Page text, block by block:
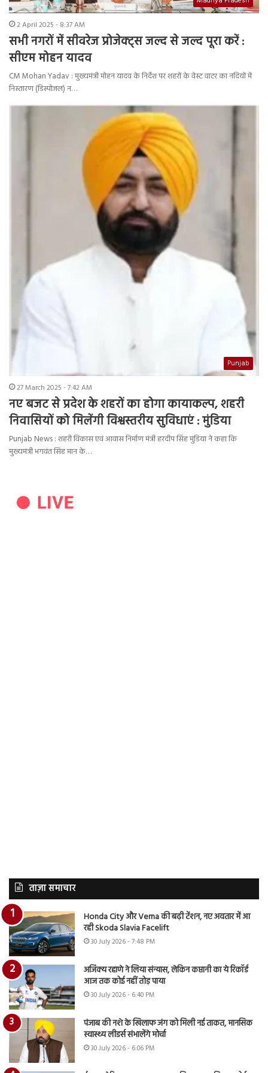
2 April 2025 - 8:37 AM
सभी नगरों में सीवरेज प्रोजेक्ट्स जल्द से जल्द पूरा करें :
सीएम मोहन यादव
CM Mohan Yadav : मुख्यमंत्री मोहन यादव के निर्देश पर शहरों के वेस्ट वाटर का नदियों में
निस्तारण (डिस्पोजल) न…
Punjab
27 March 2025 - 7:42 AM
नए बजट से प्रदेश के शहरों का होगा कायाकल्प, शहरी
निवासियों को मिलेंगी विश्वस्तरीय सुविधाएं : मुंडिया
Punjab News : शहरी विकास एवं आवास निर्माण मंत्री हरदीप सिंह मुंडिया ने कहा कि
मुख्यमंत्री भगवंत सिंह मान के…
ताज़ा समाचार
Honda City और Verna की बढ़ी टेंशन, नए अवतार में आ
रही Skoda Slavia Facelift
30 July 2026 - 7:48 PM
अजिंक्य रहाणे ने लिया संन्यास, लेकिन कप्तानी का ये रिकॉर्ड
आज तक कोई नहीं तोड़ पाया
30 July 2026 - 6:40 PM
पंजाब की नशे के खिलाफ जंग को मिली नई ताकत, मानसिक
स्वास्थ्य लीडर्स संभालेंगे मोर्चा
30 July 2026 - 6:06 PM